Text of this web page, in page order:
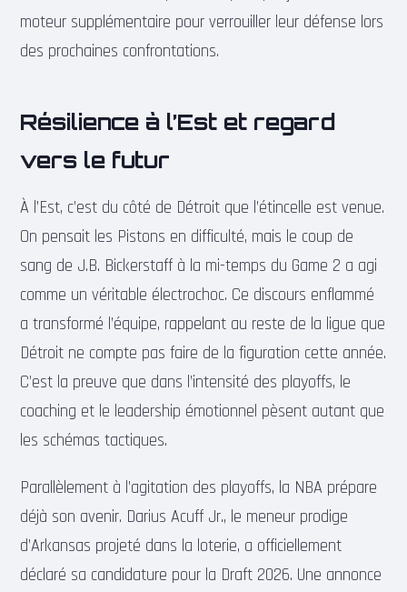
moteur supplémentaire pour verrouiller leur défense lors
des prochaines confrontations.
Résilience à l’Est et regard
vers le futur
À l’Est, c’est du côté de Détroit que l’étincelle est venue.
On pensait les Pistons en difficulté, mais le coup de
sang de J.B. Bickerstaff à la mi-temps du Game 2 a agi
comme un véritable électrochoc. Ce discours enflammé
a transformé l’équipe, rappelant au reste de la ligue que
Détroit ne compte pas faire de la figuration cette année.
C’est la preuve que dans l’intensité des playoffs, le
coaching et le leadership émotionnel pèsent autant que
les schémas tactiques.
Parallèlement à l’agitation des playoffs, la NBA prépare
déjà son avenir. Darius Acuff Jr., le meneur prodige
d’Arkansas projeté dans la loterie, a officiellement
déclaré sa candidature pour la Draft 2026. Une annonce